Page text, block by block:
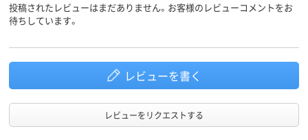
投稿されたレビューはまだありません。お客様のレビューコメントをお
待ちしています。
レビューを書く
レビューをリクエストする